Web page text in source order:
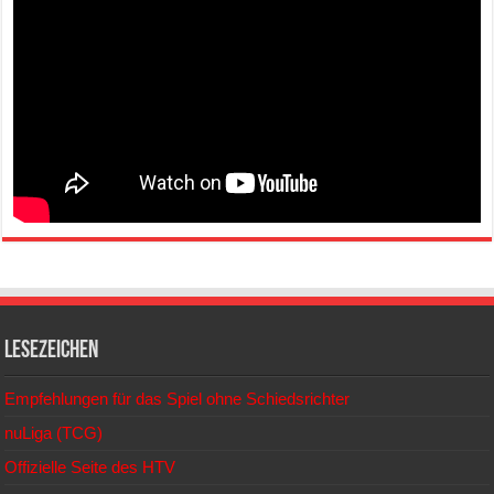
Lesezeichen
Empfehlungen für das Spiel ohne Schiedsrichter
nuLiga (TCG)
Offizielle Seite des HTV